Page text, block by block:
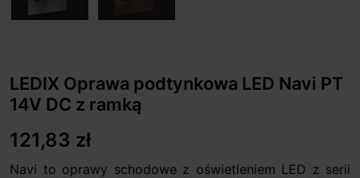
LEDIX Oprawa podtynkowa LED Navi PT
14V DC z ramką
121,83 zł
Navi to oprawy schodowe z oświetleniem LED z serii